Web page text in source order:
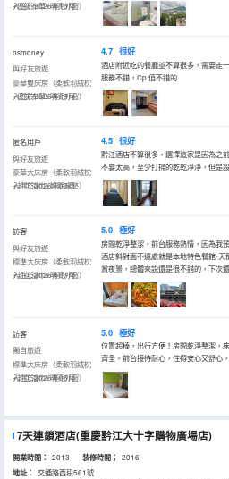
+優質布草+明亮外窗）
入住於2025年10月
bsmoney
與好友旅遊
豪華雙床房（柔軟羽絨枕
+優質布草+明亮外窗）
入住於2025年09月
4.7 很好
酒店附近吃的餐廳並不算很多，需要走
服務不錯，Cp 值不錯的
匿名用戶
與好友旅遊
豪華大床房（柔軟羽絨枕
+封包浴巾+好眠床墊）
入住於2025年09月
4.5 很好
黔江酒店不算很多，選擇這家是因為之
不要太高，至少打掃的乾乾淨淨，但是
訪客
與好友旅遊
標準大床房（柔軟羽絨枕
+封包浴巾+明亮外窗）
入住於2025年07月
5.0 極好
房間乾淨整潔，前台服務熱情，因為我
酒店斜對面不遠處就是本地特色餐館-
賞夜景，總體來説還是很不錯的，下次
訪客
獨自旅遊
標準大床房（柔軟羽絨枕
+封包浴巾+明亮外窗）
入住於2025年06月
5.0 極好
位置超棒，出行方便！房間乾淨整潔，
齊全。前台接待耐心，住得安心又舒心
7天連鎖酒店(重慶黔江大十字購物廣場店)
開業時間： 2013 装修時間； 2016
地址：
交通路西段561號